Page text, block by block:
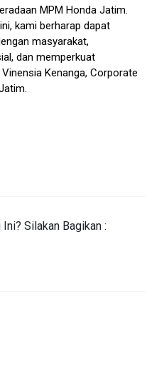
MPM Honda Jatim.
kami berharap dapat
masyarakat,
dan memperkuat
Kenanga, Corporate
Silakan Bagikan :